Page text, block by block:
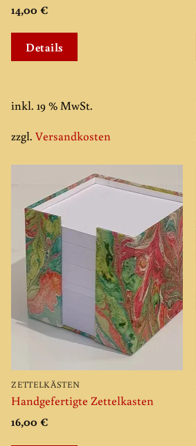
14,00€
Details
inkl. 19 % MwSt.
zzgl.Versandkosten
wishlist
ZETTELKÄSTEN
Handgefertigte Zettelkasten
16,00€